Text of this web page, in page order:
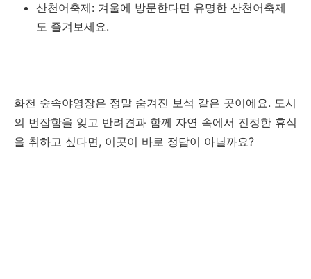
산천어축제: 겨울에 방문한다면 유명한 산천어축제
도 즐겨보세요.
화천 숲속야영장은 정말 숨겨진 보석 같은 곳이에요. 도시
의 번잡함을 잊고 반려견과 함께 자연 속에서 진정한 휴식
을 취하고 싶다면, 이곳이 바로 정답이 아닐까요?